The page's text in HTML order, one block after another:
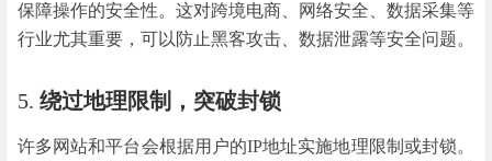
保障操作的安全性。这对跨境电商、网络安全、数据采集等
行业尤其重要，可以防止黑客攻击、数据泄露等安全问题。
5. 绕过地理限制，突破封锁
许多网站和平台会根据用户的IP地址实施地理限制或封锁。